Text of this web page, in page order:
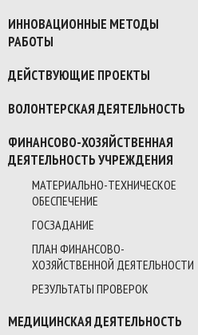
ИННОВАЦИОННЫЕ МЕТОДЫ
РАБОТЫ
ДЕЙСТВУЮЩИЕ ПРОЕКТЫ
ВОЛОНТЕРСКАЯ ДЕЯТЕЛЬНОСТЬ
ФИНАНСОВО-ХОЗЯЙСТВЕННАЯ
ДЕЯТЕЛЬНОСТЬ УЧРЕЖДЕНИЯ
МАТЕРИАЛЬНО-ТЕХНИЧЕСКОЕ
ОБЕСПЕЧЕНИЕ
ГОСЗАДАНИЕ
ПЛАН ФИНАНСОВО-
ХОЗЯЙСТВЕННОЙ ДЕЯТЕЛЬНОСТИ
РЕЗУЛЬТАТЫ ПРОВЕРОК
МЕДИЦИНСКАЯ ДЕЯТЕЛЬНОСТЬ